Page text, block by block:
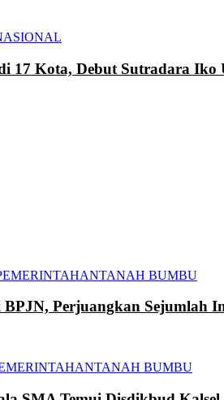
17 Kota, Debut Sutradara Iko
TANAH BUMBU
Perjuangkan Sejumlah
TANAH BUMBU